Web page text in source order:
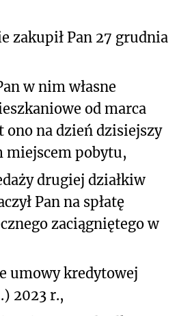
zakupił Pan 27 grudnia
w nim własne
od marca
ono na dzień dzisiejszy
miejscem pobytu,
drugiej działkiw
Pan na spłatę
zaciągniętego w
umowy kredytowej
2023 r.,